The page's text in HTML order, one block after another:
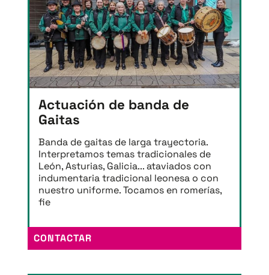
Actuación de banda de
Gaitas
Banda de gaitas de larga trayectoria.
Interpretamos temas tradicionales de
León, Asturias, Galicia... ataviados con
indumentaria tradicional leonesa o con
nuestro uniforme. Tocamos en romerías,
fie
CONTACTAR